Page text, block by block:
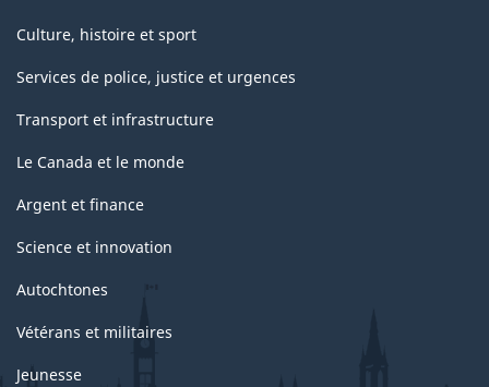
Culture, histoire et sport
Services de police, justice et urgences
Transport et infrastructure
Le Canada et le monde
Argent et finance
Science et innovation
Autochtones
Vétérans et militaires
Jeunesse